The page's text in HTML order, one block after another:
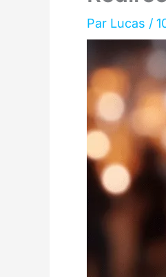
Par Lucas /